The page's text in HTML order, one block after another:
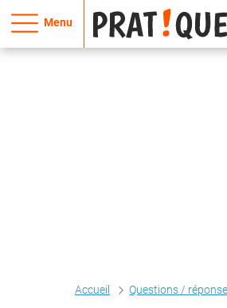
Menu
Accueil Questions /